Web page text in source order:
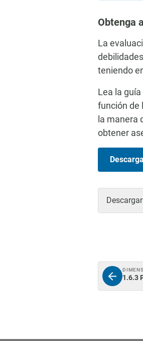
Obtenga
La
teniendo
Lea la
función de
la manera
obtener
1.6.3